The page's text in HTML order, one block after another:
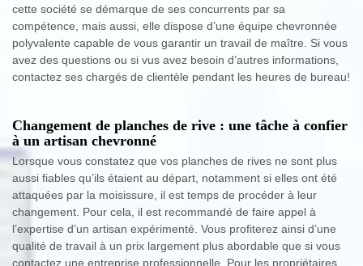
cette société se démarque de ses concurrents par sa
compétence, mais aussi, elle dispose d’une équipe chevronnée
polyvalente capable de vous garantir un travail de maître. Si vous
avez des questions ou si vus avez besoin d’autres informations,
contactez ses chargés de clientèle pendant les heures de bureau!
Changement de planches de rive : une tâche à confier
à un artisan chevronné
Lorsque vous constatez que vos planches de rives ne sont plus
aussi fiables qu’ils étaient au départ, notamment si elles ont été
attaquées par la moisissure, il est temps de procéder à leur
changement. Pour cela, il est recommandé de faire appel à
l’expertise d’un artisan expérimenté. Vous profiterez ainsi d’une
qualité de travail à un prix largement plus abordable que si vous
contactez une entreprise professionnelle. Pour les propriétaires